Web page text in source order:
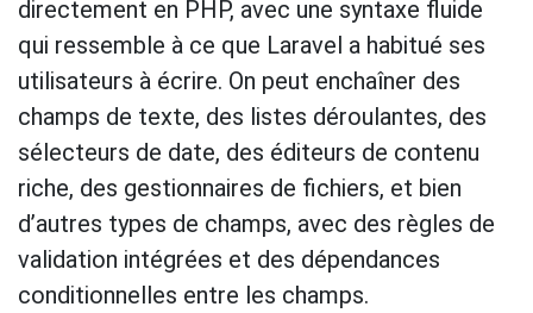
directement en PHP, avec une syntaxe fluide
qui ressemble à ce que Laravel a habitué ses
utilisateurs à écrire. On peut enchaîner des
champs de texte, des listes déroulantes, des
sélecteurs de date, des éditeurs de contenu
riche, des gestionnaires de fichiers, et bien
d’autres types de champs, avec des règles de
validation intégrées et des dépendances
conditionnelles entre les champs.